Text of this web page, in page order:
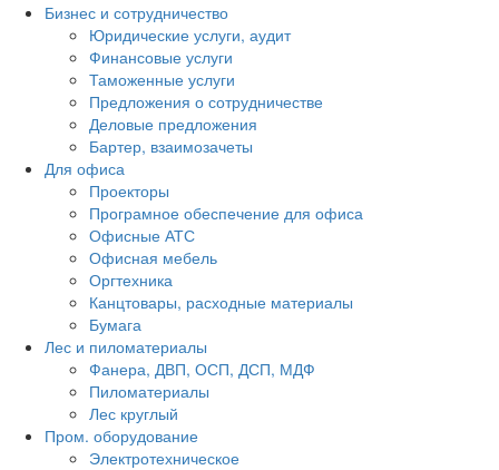
Бизнес и сотрудничество
Юридические услуги, аудит
Финансовые услуги
Таможенные услуги
Предложения о сотрудничестве
Деловые предложения
Бартер, взаимозачеты
Для офиса
Проекторы
Програмное обеспечение для офиса
Офисные АТС
Офисная мебель
Оргтехника
Канцтовары, расходные материалы
Бумага
Лес и пиломатериалы
Фанера, ДВП, ОСП, ДСП, МДФ
Пиломатериалы
Лес круглый
Пром. оборудование
Электротехническое